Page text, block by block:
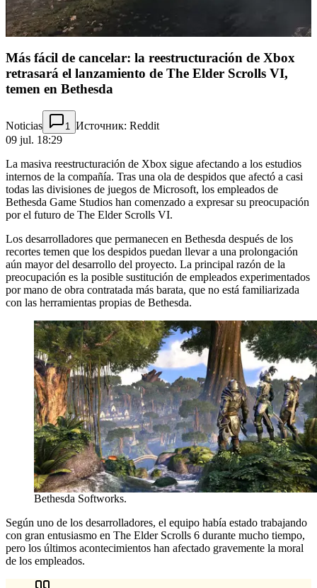
Más fácil de cancelar: la reestructuración de Xbox
retrasará el lanzamiento de The Elder Scrolls VI,
temen en Bethesda
Noticias 1
Источник: Reddit
09 jul. 18:29
La masiva reestructuración de Xbox sigue afectando a los estudios
internos de la compañía. Tras una ola de despidos que afectó a casi
todas las divisiones de juegos de Microsoft, los empleados de
Bethesda Game Studios han comenzado a expresar su preocupación
por el futuro de The Elder Scrolls VI.
Los desarrolladores que permanecen en Bethesda después de los
recortes temen que los despidos puedan llevar a una prolongación
aún mayor del desarrollo del proyecto. La principal razón de la
preocupación es la posible sustitución de empleados experimentados
por mano de obra contratada más barata, que no está familiarizada
con las herramientas propias de Bethesda.
Bethesda Softworks.
Según uno de los desarrolladores, el equipo había estado trabajando
con gran entusiasmo en The Elder Scrolls 6 durante mucho tiempo,
pero los últimos acontecimientos han afectado gravemente la moral
de los empleados.